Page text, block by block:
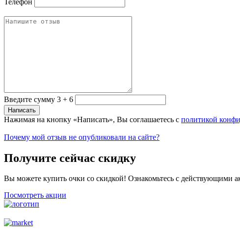
Введите сумму 3 + 6
Нажимая на кнопку «Написать», Вы соглашаетесь с политикой
Почему мой отзыв не опубликовали на сайте?
Получите сейчас скидку
Вы можете купить очки со скидкой! Ознакомьтесь с действующими
Посмотреть акции